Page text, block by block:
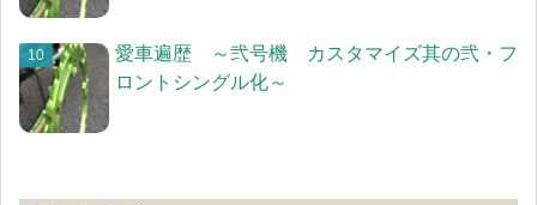
愛車遍歴 ～弐号機 カスタマイズ其の弐・フ
ロントシングル化～